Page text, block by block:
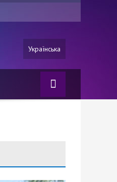
Українська